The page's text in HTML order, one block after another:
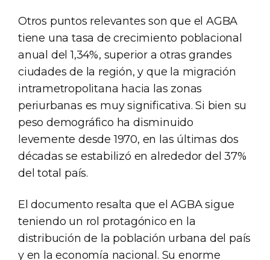
Otros puntos relevantes son que el AGBA
tiene una tasa de crecimiento poblacional
anual del 1,34%, superior a otras grandes
ciudades de la región, y que la migración
intrametropolitana hacia las zonas
periurbanas es muy significativa. Si bien su
peso demográfico ha disminuido
levemente desde 1970, en las últimas dos
décadas se estabilizó en alrededor del 37%
del total país.
El documento resalta que el AGBA sigue
teniendo un rol protagónico en la
distribución de la población urbana del país
y en la economía nacional. Su enorme